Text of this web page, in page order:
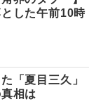
とした午前10時
「夏目三久」
相は